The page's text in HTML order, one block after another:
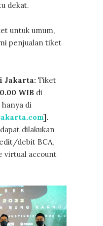
dekat.
untuk umum,
penjualan tiket
Jakarta: Tiket
WIB di
hanya di
].
dilakukan
debit BCA,
virtual account